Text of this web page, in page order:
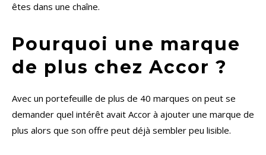
êtes dans une chaîne.
Pourquoi une marque
de plus chez Accor ?
Avec un portefeuille de plus de 40 marques on peut se
demander quel intérêt avait Accor à ajouter une marque de
plus alors que son offre peut déjà sembler peu lisible.